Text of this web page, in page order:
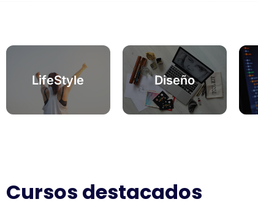
LifeStyle Diseño
Cursos destacados